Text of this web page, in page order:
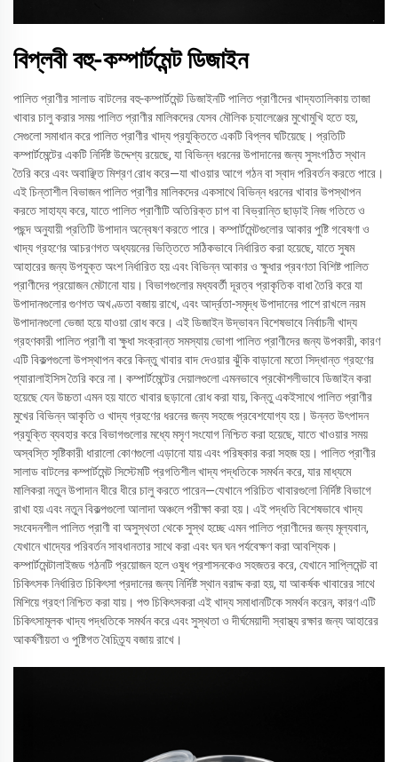
বিপ্লবী বহু-কম্পার্টমেন্ট ডিজাইন
পালিত প্রাণীর সালাড বাটলের বহু-কম্পার্টমেন্ট ডিজাইনটি পালিত প্রাণীদের খাদ্যতালিকায় তাজা
খাবার চালু করার সময় পালিত প্রাণীর মালিকদের যেসব মৌলিক চ্যালেঞ্জের মুখোমুখি হতে হয়,
সেগুলো সমাধান করে পালিত প্রাণীর খাদ্য প্রযুক্তিতে একটি বিপ্লব ঘটিয়েছে। প্রতিটি
কম্পার্টমেন্টের একটি নির্দিষ্ট উদ্দেশ্য রয়েছে, যা বিভিন্ন ধরনের উপাদানের জন্য সুসংগঠিত স্থান
তৈরি করে এবং অবাঞ্ছিত মিশ্রণ রোধ করে—যা খাওয়ার আগে গঠন বা স্বাদ পরিবর্তন করতে পারে।
এই চিন্তাশীল বিভাজন পালিত প্রাণীর মালিকদের একসাথে বিভিন্ন ধরনের খাবার উপস্থাপন
করতে সাহায্য করে, যাতে পালিত প্রাণীটি অতিরিক্ত চাপ বা বিভ্রান্তি ছাড়াই নিজ গতিতে ও
পছন্দ অনুযায়ী প্রতিটি উপাদান অন্বেষণ করতে পারে। কম্পার্টমেন্টগুলোর আকার পুষ্টি গবেষণা ও
খাদ্য গ্রহণের আচরণগত অধ্যয়নের ভিত্তিতে সঠিকভাবে নির্ধারিত করা হয়েছে, যাতে সুষম
আহারের জন্য উপযুক্ত অংশ নির্ধারিত হয় এবং বিভিন্ন আকার ও ক্ষুধার প্রবণতা বিশিষ্ট পালিত
প্রাণীদের প্রয়োজন মেটানো যায়। বিভাগগুলোর মধ্যবর্তী দূরত্ব প্রাকৃতিক বাধা তৈরি করে যা
উপাদানগুলোর গুণগত অখণ্ডতা বজায় রাখে, এবং আর্দ্রতা-সমৃদ্ধ উপাদানের পাশে রাখলে নরম
উপাদানগুলো ভেজা হয়ে যাওয়া রোধ করে। এই ডিজাইন উদ্ভাবন বিশেষভাবে নির্বাচনী খাদ্য
গ্রহণকারী পালিত প্রাণী বা ক্ষুধা সংক্রান্ত সমস্যায় ভোগা পালিত প্রাণীদের জন্য উপকারী, কারণ
এটি বিকল্পগুলো উপস্থাপন করে কিন্তু খাবার বাদ দেওয়ার ঝুঁকি বাড়ানো মতো সিদ্ধান্ত গ্রহণের
প্যারালাইসিস তৈরি করে না। কম্পার্টমেন্টের দেয়ালগুলো এমনভাবে প্রকৌশলীভাবে ডিজাইন করা
হয়েছে যেন উচ্চতা এমন হয় যাতে খাবার ছড়ানো রোধ করা যায়, কিন্তু একইসাথে পালিত প্রাণীর
মুখের বিভিন্ন আকৃতি ও খাদ্য গ্রহণের ধরনের জন্য সহজে প্রবেশযোগ্য হয়। উন্নত উৎপাদন
প্রযুক্তি ব্যবহার করে বিভাগগুলোর মধ্যে মসৃণ সংযোগ নিশ্চিত করা হয়েছে, যাতে খাওয়ার সময়
অস্বস্তি সৃষ্টিকারী ধারালো কোণগুলো এড়ানো যায় এবং পরিষ্কার করা সহজ হয়। পালিত প্রাণীর
সালাড বাটলের কম্পার্টমেন্ট সিস্টেমটি প্রগতিশীল খাদ্য পদ্ধতিকে সমর্থন করে, যার মাধ্যমে
মালিকরা নতুন উপাদান ধীরে ধীরে চালু করতে পারেন—যেখানে পরিচিত খাবারগুলো নির্দিষ্ট বিভাগে
রাখা হয় এবং নতুন বিকল্পগুলো আলাদা অঞ্চলে পরীক্ষা করা হয়। এই পদ্ধতি বিশেষভাবে খাদ্য
সংবেদনশীল পালিত প্রাণী বা অসুস্থতা থেকে সুস্থ হচ্ছে এমন পালিত প্রাণীদের জন্য মূল্যবান,
যেখানে খাদ্যের পরিবর্তন সাবধানতার সাথে করা এবং ঘন ঘন পর্যবেক্ষণ করা আবশ্যিক।
কম্পার্টমেন্টালাইজড গঠনটি প্রয়োজন হলে ওষুধ প্রশাসনকেও সহজতর করে, যেখানে সাপ্লিমেন্ট বা
চিকিৎসক নির্ধারিত চিকিৎসা প্রদানের জন্য নির্দিষ্ট স্থান বরাদ্দ করা হয়, যা আকর্ষক খাবারের সাথে
মিশিয়ে গ্রহণ নিশ্চিত করা যায়। পশু চিকিৎসকরা এই খাদ্য সমাধানটিকে সমর্থন করেন, কারণ এটি
চিকিৎসামূলক খাদ্য পদ্ধতিকে সমর্থন করে এবং সুস্থতা ও দীর্ঘমেয়াদী স্বাস্থ্য রক্ষার জন্য আহারের
আকর্ষণীয়তা ও পুষ্টিগত বৈচিত্র্য বজায় রাখে।